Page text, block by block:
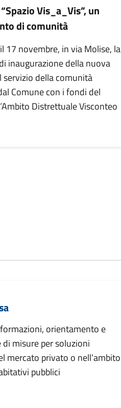
Vis_a_Vis”, un
di comunità
17 novembre, in via Molise, la
inaugurazione della nuova
della comunità
Comune con i fondi del
Distrettuale Visconteo
orientamento e
misure per soluzioni
mercato privato o nell’ambito
pubblici